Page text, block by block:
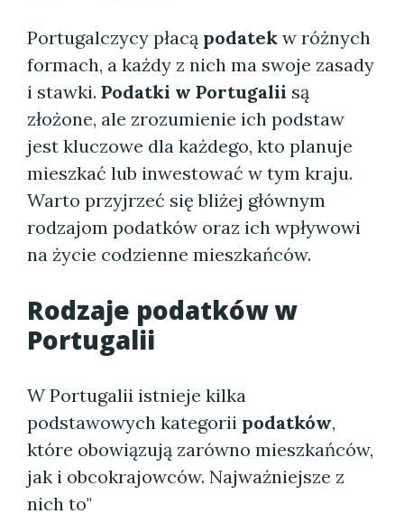
Portugalczycy płacą podatek w różnych
formach, a każdy z nich ma swoje zasady
i stawki. Podatki w Portugalii są
złożone, ale zrozumienie ich podstaw
jest kluczowe dla każdego, kto planuje
mieszkać lub inwestować w tym kraju.
Warto przyjrzeć się bliżej głównym
rodzajom podatków oraz ich wpływowi
na życie codzienne mieszkańców.
Rodzaje podatków w
Portugalii
W Portugalii istnieje kilka
podstawowych kategorii podatków,
które obowiązują zarówno mieszkańców,
jak i obcokrajowców. Najważniejsze z
nich to"